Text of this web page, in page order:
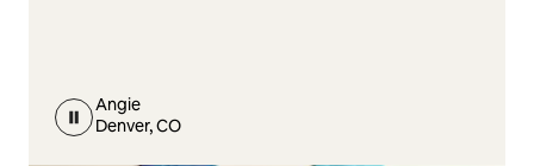
Angie
Denver, CO